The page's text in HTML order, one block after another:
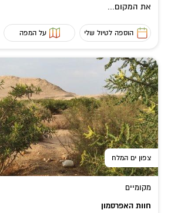
את המקום...
הוספה לטיול שלי על המפה
צפון ים המלח
מקומיים
חוות האפרסמון